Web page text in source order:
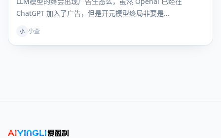
ChatGPT 加入了广告，但是开元模型终局非要是…
小 小查